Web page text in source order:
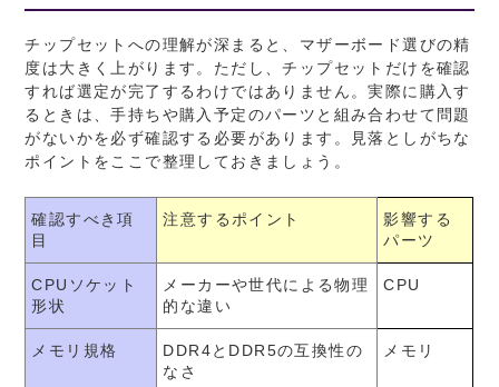
チップセットへの理解が深まると、マザーボード選びの精
度は大きく上がります。ただし、チップセットだけを確認
すれば選定が完了するわけではありません。実際に購入す
るときは、手持ちや購入予定のパーツと組み合わせて問題
がないかを必ず確認する必要があります。見落としがちな
ポイントをここで整理しておきましょう。
確認すべき項
目
注意するポイント
影響する
パーツ
CPUソケット
形状
メーカーや世代による物理
的な違い
CPU
メモリ規格
DDR4とDDR5の互換性の
なさ
メモリ